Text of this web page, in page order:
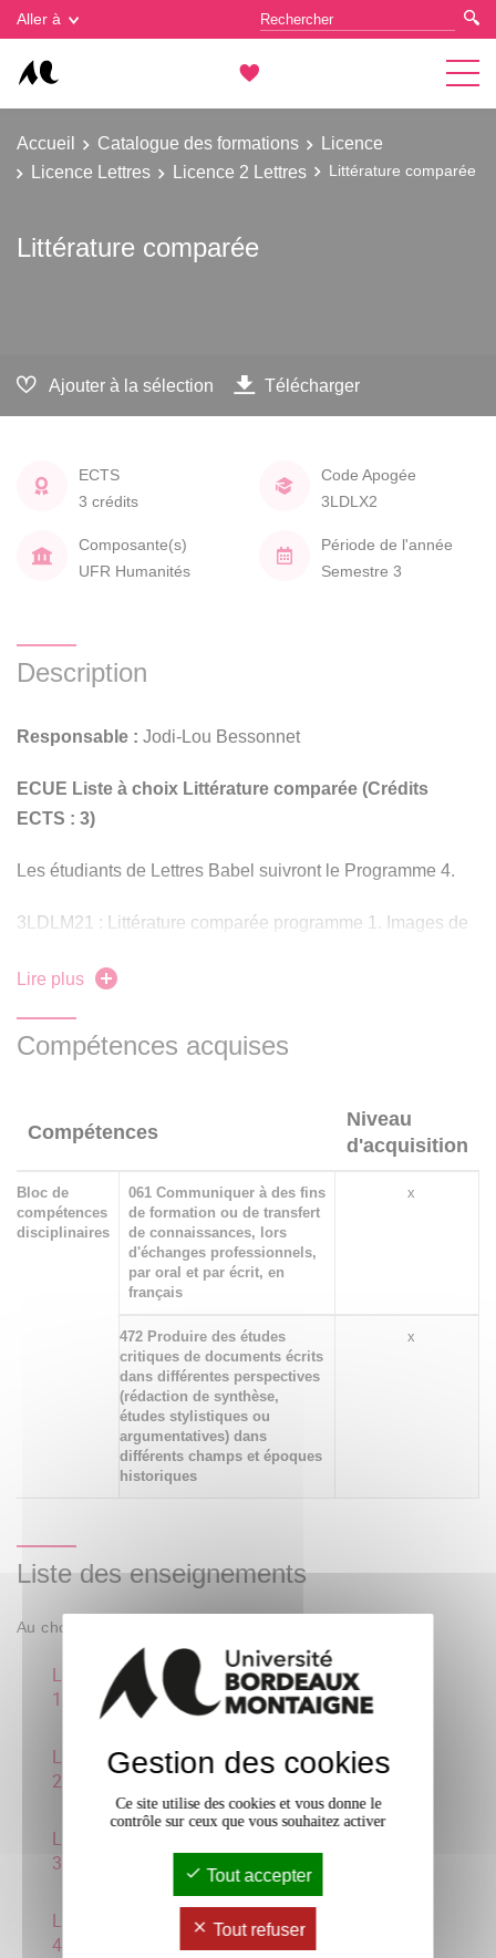
Aller à
Accueil Catalogue des formations
Licence
Licence Lettres
Licence 2 Lettres Littérature comparée
Littérature comparée
Ajouter à la sélection Télécharger
ECTS
3 crédits
Code Apogée
3LDLX2
Composante(s)
UFR Humanités
Période de l'année
Semestre 3
Description
Responsable : Jodi-Lou Bessonnet
ECUE Liste à choix Littérature comparée (Crédits
ECTS : 3)
Les étudiants de Lettres Babel suivront le Programme 4.
3LDLM21 : Littérature comparée programme 1. Images de
et éthologie
et sociologie A DESTINATION DES ÉTUDIANTS DE
BABEL LETTRES
3LDLU2F : Littérature comparée programme 5 FAD : La
Lire plus
Compétences acquises
Compétences
Niveau
d'acquisition
Bloc de
compétences
disciplinaires
061 Communiquer à des fins
de formation ou de transfert
de connaissances, lors
d'échanges professionnels,
par oral et par écrit, en
français
x
472 Produire des études
critiques de documents écrits
dans différentes perspectives
(rédaction de synthèse,
études stylistiques ou
argumentatives) dans
différents champs et époques
historiques
x
Liste des enseignements
Au choix : 1 parmi 4
Littérature comparée prog
1
3 crédits
Littérature comparée prog
2
3 crédits
Littérature comparée prog
3
3 crédits
Littérature comparée prog
4 (BABEL)
3 crédits
Gestion des cookies
Gestion des cookies
Ce site utilise des cookies et vous donne le
contrôle sur ceux que vous souhaitez activer
Tout accepter
Tout refuser